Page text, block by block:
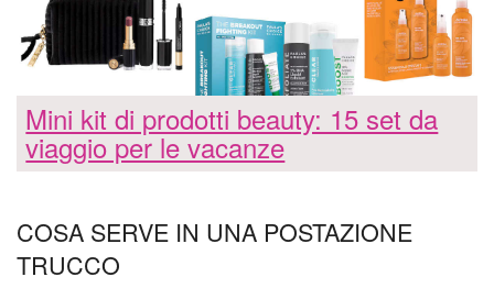
Mini kit di prodotti beauty: 15 set da
viaggio per le vacanze
COSA SERVE IN UNA POSTAZIONE
TRUCCO